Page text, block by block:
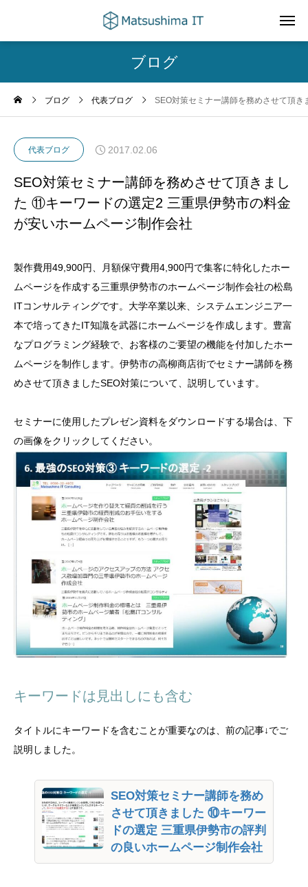
ブログ
ブログ 代表ブログ SEO対策セミナー講師を務めさせて頂
代表ブログ 2017.02.06
SEO対策セミナー講師を務めさせて頂きまし
た ⑪キーワードの選定2 三重県伊勢市の料金
が安いホームページ制作会社
製作費用49,900円、月額保守費用4,900円で集客に特化したホー
ムページを作成する三重県伊勢市のホームページ制作会社の松島
ITコンサルティングです。大学卒業以来、システムエンジニア一
本で培ってきたIT知識を武器にホームページを作成します。豊富
なプログラミング経験で、お客様のご要望の機能を付加したホー
ムページを制作します。伊勢市の高柳商店街でセミナー講師を務
めさせて頂きましたSEO対策について、説明しています。
セミナーに使用したプレゼン資料をダウンロードする場合は、下
の画像をクリックしてください。
キーワードは見出しにも含む
タイトルにキーワードを含むことが重要なのは、前の記事↓でご
説明しました。
SEO対策セミナー講師を務め
させて頂きました ⑩キーワー
ドの選定 三重県伊勢市の評判
の良いホームページ制作会社